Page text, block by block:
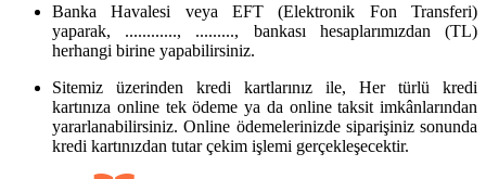
Banka Havalesi veya EFT (Elektronik Fon Transferi)
yaparak, ............, ........., bankası hesaplarımızdan (TL)
herhangi birine yapabilirsiniz.
Sitemiz üzerinden kredi kartlarınız ile, Her türlü kredi
kartınıza online tek ödeme ya da online taksit imkânlarından
yararlanabilirsiniz. Online ödemelerinizde siparişiniz sonunda
kredi kartınızdan tutar çekim işlemi gerçekleşecektir.